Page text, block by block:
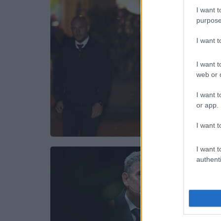
I want
I want
I want
web or
I want
or app.
I want
I want